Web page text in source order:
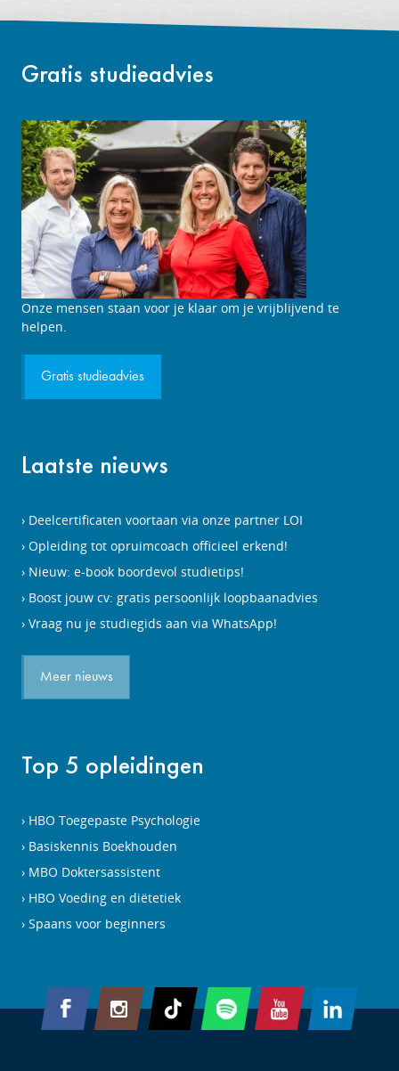
Gratis studieadvies
Studieadviesgesprek
aanvragen
Onze mensen staan voor je klaar om je vrijblijvend te
helpen.
Gratis studieadvies
Laatste nieuws
Deelcertificaten voortaan via onze partner LOI
Opleiding tot opruimcoach officieel erkend!
Nieuw: e-book boordevol studietips!
Boost jouw cv: gratis persoonlijk loopbaanadvies
Vraag nu je studiegids aan via WhatsApp!
Meer nieuws
Top 5 opleidingen
HBO Toegepaste Psychologie
Basiskennis Boekhouden
MBO Doktersassistent
HBO Voeding en diëtetiek
Spaans voor beginners